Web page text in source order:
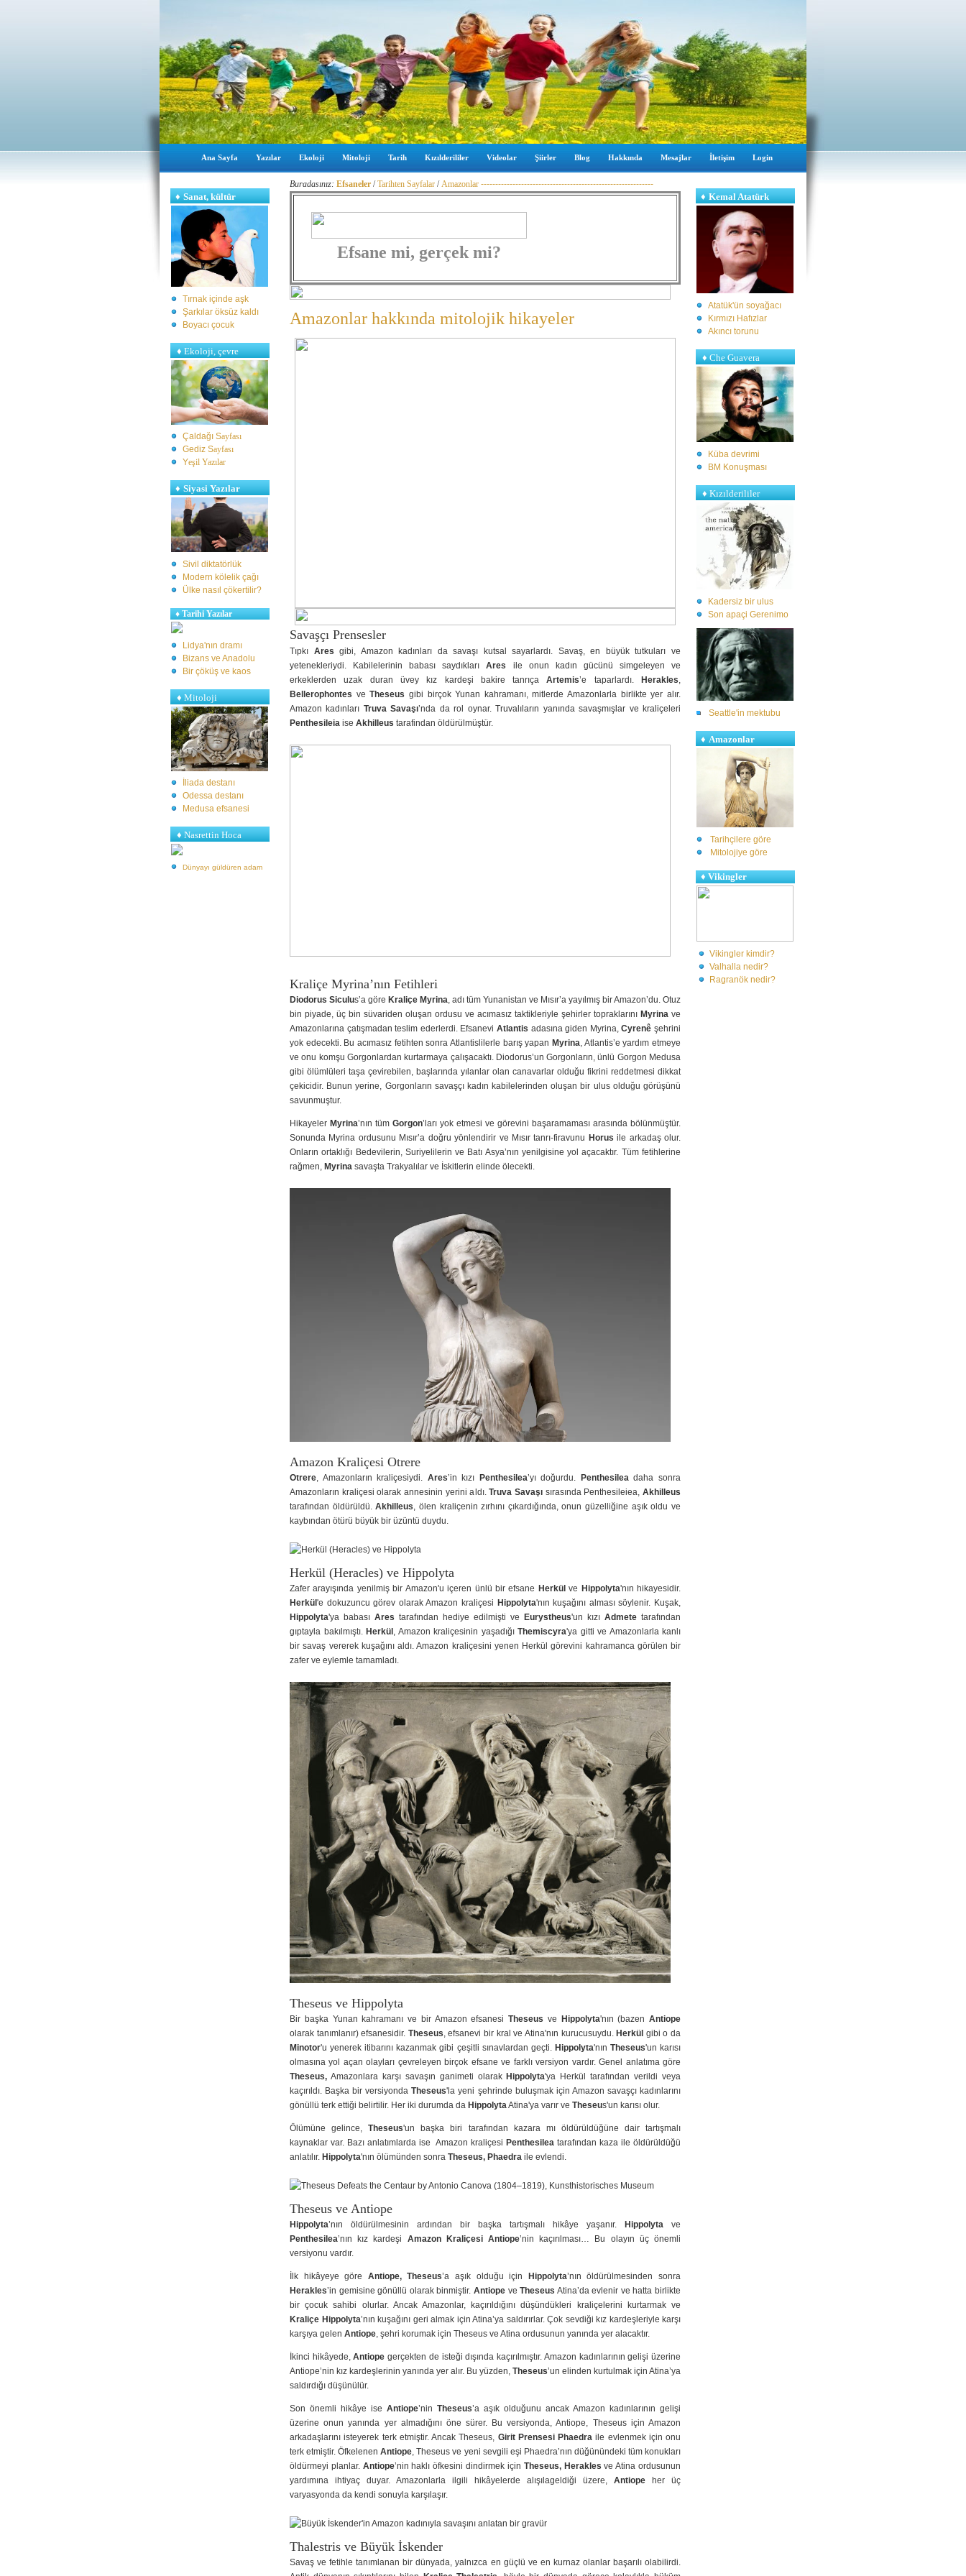
Ana Sayfa Yazılar Ekoloji Mitoloji Tarih Kızılderililer Videolar Şiirler Blog Hakkında Mesajlar İletişim Login
♦ Sanat, kültür
Tırnak içinde aşk
Şarkılar öksüz kaldı
Boyacı çocuk
♦Ekoloji, çevre
Çaldağı Sayfası
Gediz Sayfası
Yeşil Yazılar
♦ Siyasi Yazılar
Sivil diktatörlük
Modern kölelik çağı
Ülke nasıl çökertilir?
♦ Tarihi Yazılar
Lidya'nın dramı
Bizans ve Anadolu
Bir çöküş ve kaos
♦Mitoloji
İliada destanı
Odessa destanı
Medusa efsanesi
♦ Nasrettin Hoca
Dünyayı güldüren adam
Buradasınız: Efsaneler /Tarihten Sayfalar /Amazonlar ------------------------------------------------------------
Efsane mi, gerçek mi?
Amazonlar hakkında mitolojik hikayeler
Savaşçı Prensesler
Tıpkı Ares gibi, Amazon kadınları da savaşı kutsal sayarlardı. Savaş, en büyük tutkuları ve
yetenekleriydi. Kabilelerinin babası saydıklarıAres
ile onun kadın gücünü simgeleyen ve
erkeklerden uzak duran üvey kız kardeşi bakire tanrıçaArtemis’e taparlardı. Herakles,
Bellerophontes veTheseus gibi birçok Yunan kahramanı, mitlerde Amazonlarla birlikte yer alır.
Amazon kadınları Truva Savaşı’nda da rol oynar. Truvalıların yanında savaşmışlar ve kraliçeleri
Penthesileia ise Akhilleus tarafindan öldürülmüştür.
Kraliçe Myrina’nın Fetihleri
Diodorus Siculus’a göre Kraliçe Myrina, adı tüm Yunanistan ve Mısır’a yayılmış bir Amazon’du. Otuz
bin piyade, üç bin süvariden oluşan ordusu ve acımasız taktikleriyle şehirler topraklarını Myrina ve
Amazonlarına çatışmadan teslim ederlerdi. Efsanevi Atlantis adasına giden Myrina,Cyrenê şehrini
yok edecekti. Bu acımasız fetihten sonra Atlantislilerle barış yapan Myrina, Atlantis’e yardım etmeye
ve onu komşu Gorgonlardan kurtarmaya çalışacaktı. Diodorus’un Gorgonların, ünlü Gorgon Medusa
gibi ölümlüleri taşa çevirebilen, başlarında yılanlar olan canavarlar olduğu fikrini reddetmesi dikkat
çekicidir. Bunun yerine, Gorgonların savaşçı kadın kabilelerinden oluşan bir ulus olduğu görüşünü
savunmuştur.
Hikayeler Myrina’nın tüm Gorgon’ları yok etmesi ve görevini başaramaması arasında bölünmüştür.
Sonunda Myrina ordusunu Mısır’a doğru yönlendirir ve Mısır tanrı-firavunu Horus ile arkadaş olur.
Onların ortaklığı Bedevilerin, Suriyelilerin ve Batı Asya’nın yenilgisine yol açacaktır. Tüm fetihlerine
rağmen, Myrina savaşta Trakyalılar ve İskitlerin elinde ölecekti.
Amazon Kraliçesi Otrere
Otrere, Amazonların kraliçesiydi. Ares’in kızı Penthesilea’yı doğurdu. Penthesileadaha sonra
Amazonların kraliçesi olarak annesinin yerini aldı.Truva Savaşısırasında Penthesileiea,Akhilleus
tarafından öldürüldü.Akhilleus, ölen kraliçenin zırhını çıkardığında, onun güzelliğine aşık oldu ve
kaybından ötürü büyük bir üzüntü duydu.
Herkül (Heracles) ve Hippolyta
Zafer arayışında yenilmiş bir Amazon'u içeren ünlü bir efsane Herkül ve Hippolyta'nın hikayesidir.
Herkül 'e dokuzuncu görev olarak Amazon kraliçesi Hippolyta'nın kuşağını alması söylenir. Kuşak,
Hippolyta'ya babası Ares tarafından hediye edilmişti ve Eurystheus'un kızı Admete tarafından
gıptayla bakılmıştı. Herkül , Amazon kraliçesinin yaşadığı Themiscyra'ya gitti ve Amazonlarla kanlı
bir savaş vererek kuşağını aldı. Amazon kraliçesini yenen Herkül görevini kahramanca görülen bir
zafer ve eylemle tamamladı.
Theseus ve Hippolyta
Bir başka Yunan kahramanı ve bir Amazon efsanesi Theseus ve Hippolyta'nın (bazen Antiope
olarak tanımlanır) efsanesidir. Theseus, efsanevi bir kral ve Atina'nın kurucusuydu. Herkül gibi o da
Minotor'u yenerek itibarını kazanmak gibi çeşitli sınavlardan geçti. Hippolyta'nın Theseus'un karısı
olmasına yol açan olayları çevreleyen birçok efsane ve farklı versiyon vardır. Genel anlatıma göre
Theseus, Amazonlara karşı savaşın ganimeti olarak Hippolyta'ya Herkül tarafından verildi veya
kaçırıldı. Başka bir versiyondaTheseus'la yeni şehrinde buluşmak için Amazon savaşçı kadınlarını
gönüllü terk ettiği belirtilir. Her iki durumda da HippolytaAtina'ya varır ve Theseus'un karısı olur.
Ölümüne gelince,Theseus'un başka biri tarafından kazara mı öldürüldüğüne dair tartışmalı
kaynaklar var. Bazı anlatımlarda ise Amazon kraliçesi Penthesilea tarafından kaza ile öldürüldüğü
anlatılır. Hippolyta'nın ölümünden sonra Theseus, Phaedra ile evlendi.
Theseus ve Antiope
Hippolyta’nın öldürülmesinin ardından bir başka tartışmalı hikâye yaşanır. Hippolyta ve
Penthesilea’nın kız kardeşi Amazon Kraliçesi Antiope’nin kaçırılması… Bu olayın üç önemli
versiyonu vardır.
İlk hikâyeye göre Antiope, Theseus’a aşık olduğu için Hippolyta’nın öldürülmesinden sonra
Herakles’in gemisine gönüllü olarak binmiştir. AntiopeveTheseus Atina’da evlenir ve hatta birlikte
bir çocuk sahibi olurlar. Ancak Amazonlar, kaçırıldığını düşündükleri kraliçelerini kurtarmak ve
Kraliçe Hippolyta’nın kuşağını geri almak için Atina’ya saldırırlar. Çok sevdiği kız kardeşleriyle karşı
karşıya gelen Antiope, şehri korumak için Theseus ve Atina ordusunun yanında yer alacaktır.
İkinci hikâyede,Antiope gerçekten de isteği dışında kaçırılmıştır. Amazon kadınlarının gelişi üzerine
Antiope’nin kız kardeşlerinin yanında yer alır. Bu yüzden, Theseus’un elinden kurtulmak için Atina’ya
saldırdığı düşünülür.
Son önemli hikâye ise Antiope’nin Theseus’a aşık olduğunu ancak Amazon kadınlarının gelişi
üzerine onun yanında yer almadığını öne sürer. Bu versiyonda, Antiope, Theseus için Amazon
arkadaşlarını isteyerek terk etmiştir. Ancak Theseus, Girit Prensesi Phaedra ile evlenmek için onu
terk etmiştir. ÖfkelenenAntiope, Theseus ve yeni sevgili eşi Phaedra’nın düğünündeki tüm konukları
öldürmeyi planlar. Antiope’nin haklı öfkesini dindirmek için Theseus, Herakles ve Atina ordusunun
yardımına ihtiyaç duyar. Amazonlarla ilgili hikâyelerde alışılageldiği üzere, Antiope her üç
varyasyonda da kendi sonuyla karşılaşır.
Thalestris ve Büyük İskender
Savaş ve fetihle tanımlanan bir dünyada, yalnızca en güçlü ve en kurnaz olanlar başarılı olabilirdi.
♦ Kemal Atatürk
Atatük'ün soyağacı
Kırmızı Hafızlar
Akıncı torunu
♦ Che Guavera
Küba devrimi
BM Konuşması
♦ Kızılderililer
Kadersiz bir ulus
Son apaçi Gerenimo
Seattle'in mektubu
♦ Amazonlar
Tarihçilere göre
Mitolojiye göre
♦ Vikingler
Vikingler kimdir?
Valhalla nedir?
Ragranök nedir?